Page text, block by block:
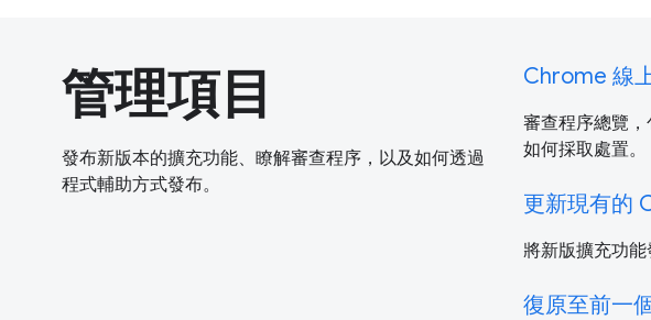
管理項目
發布新版本的擴充功能、瞭解審查程序，以及如何透過
程式輔助方式發布。
Chrome 線
審查程序總覽
如何採取處置。
更新現有的
將新版擴充功能
復原至前一